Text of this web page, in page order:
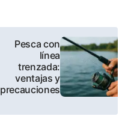
Pesca con
línea
trenzada:
ventajas y
precauciones